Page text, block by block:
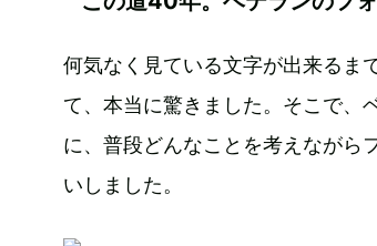
何気なく見ている文字が出来るま
て、本当に驚きました。そこで、
に、普段どんなことを考えながら
いしました。